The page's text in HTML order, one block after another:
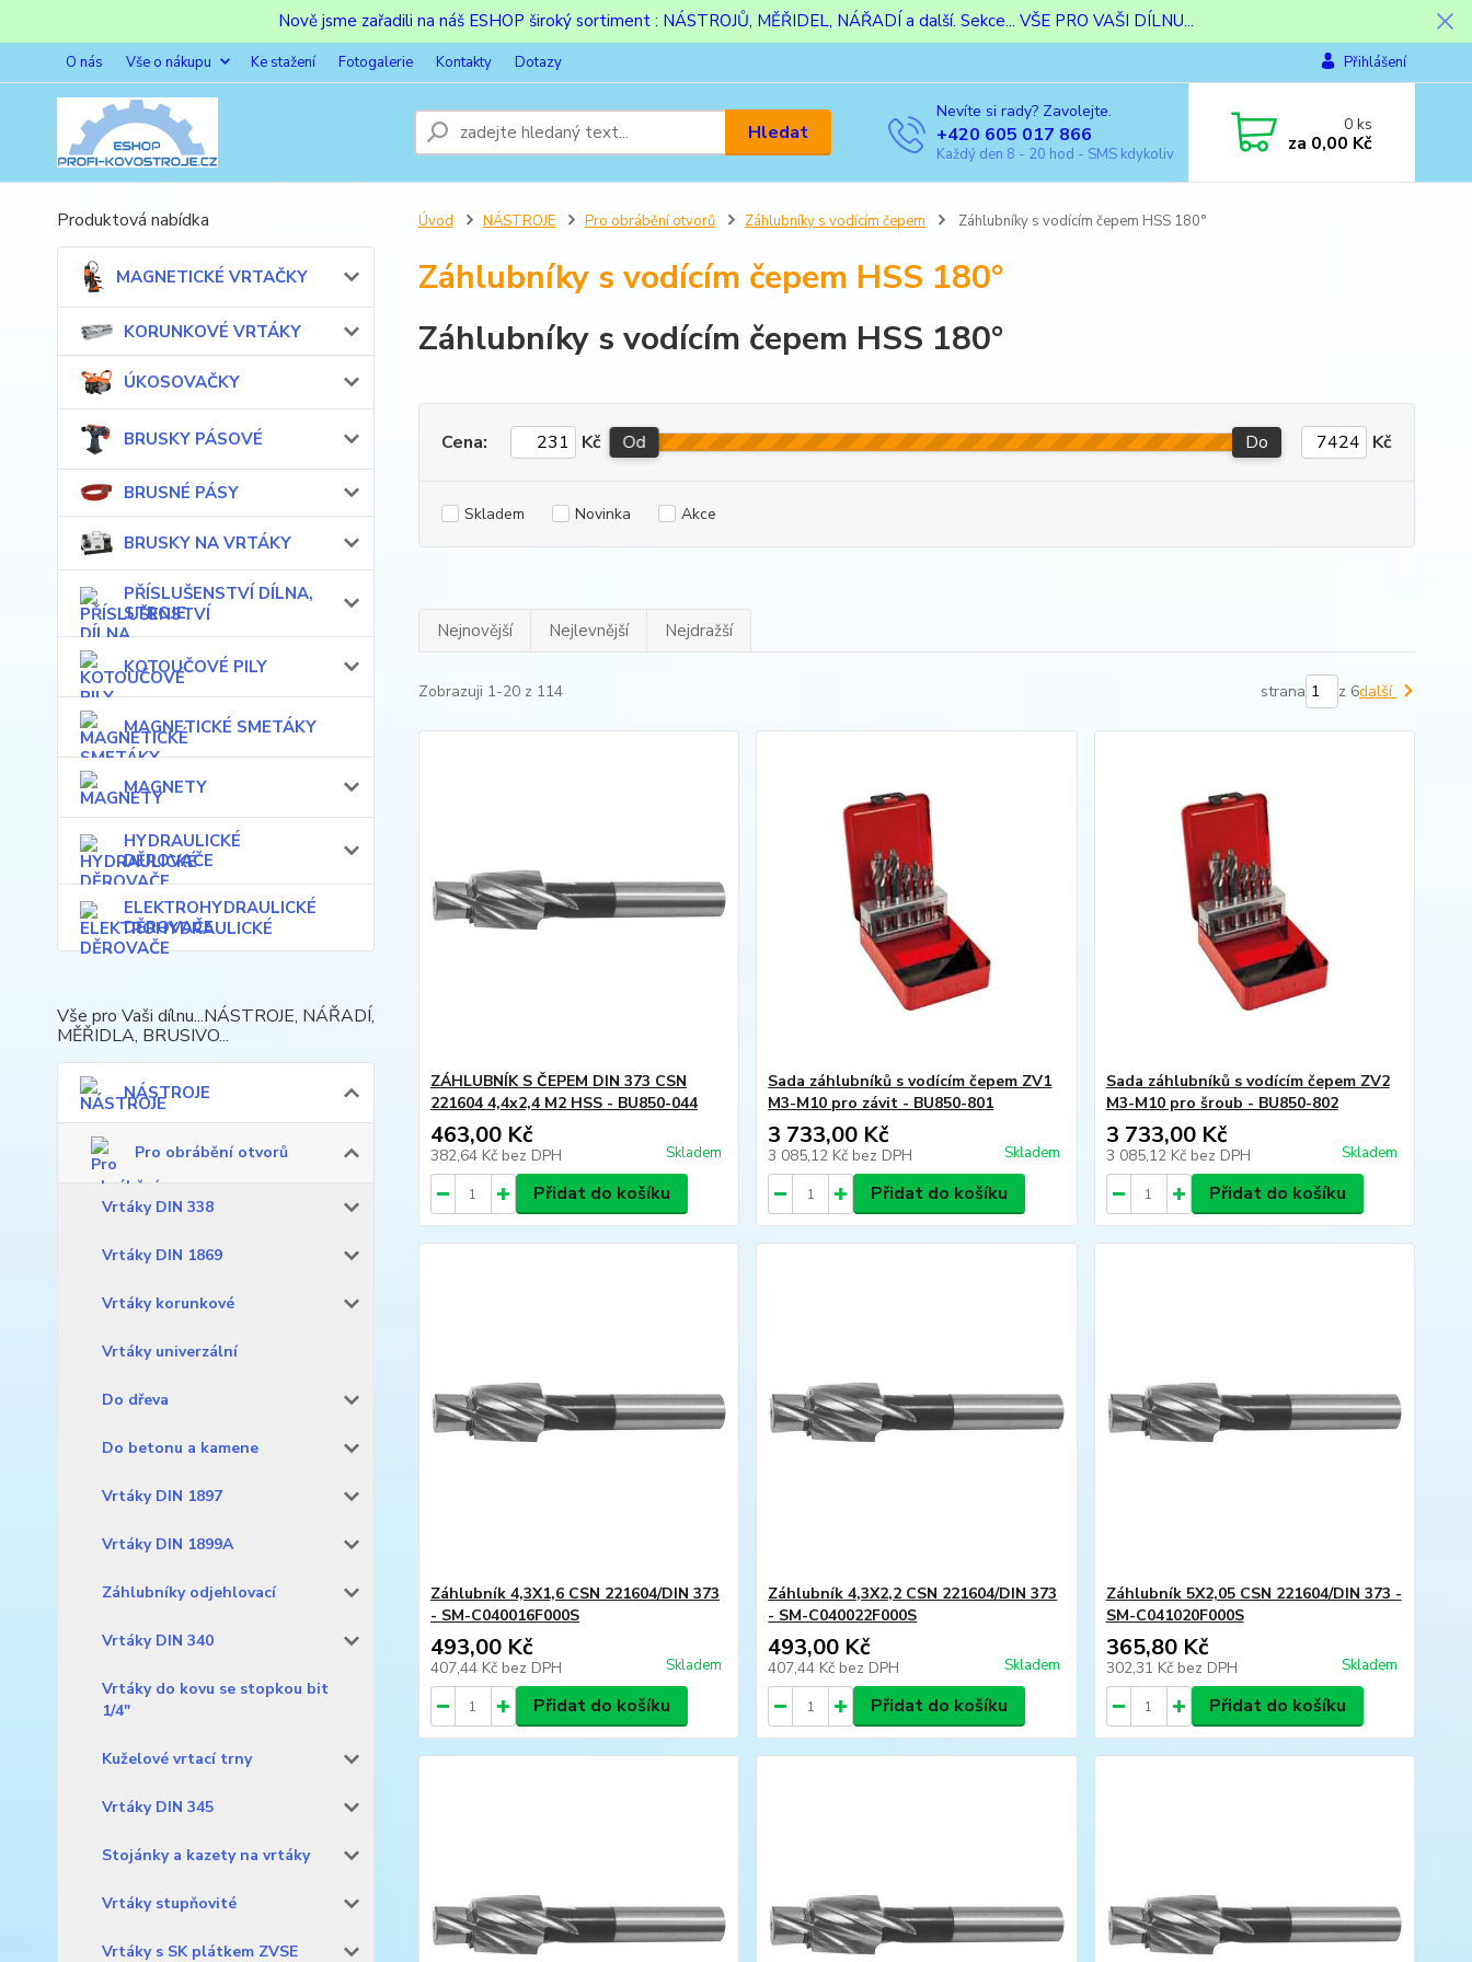
Nově jsme zařadili na náš ESHOP široký sortiment : NÁSTROJŮ, MĚŘIDEL, NÁŘADÍ a další. Sekce... VŠE PRO VAŠI DÍLNU...
O nás Vše o nákupu Ke stažení Fotogalerie Kontakty Dotazy Přihlášení
Hledat
Nevíte si rady? Zavolejte.
+420 605 017 866
Každý den 8 - 20 hod - SMS kdykoliv
0ks
za 0,00 Kč
Produktová nabídka
MAGNETICKÉ VRTAČKY
KORUNKOVÉ VRTÁKY
ÚKOSOVAČKY
BRUSKY PÁSOVÉ
BRUSNÉ PÁSY
BRUSKY NA VRTÁKY
PŘÍSLUŠENSTVÍ DÍLNA,
STROJE
KOTOUČOVÉ PILY
MAGNETICKÉ SMETÁKY
MAGNETY
HYDRAULICKÉ
DĚROVAČE
ELEKTROHYDRAULICKÉ
DĚROVAČE
Vše pro Vaši dílnu...NÁSTROJE, NÁŘADÍ,
MĚŘIDLA, BRUSIVO...
NÁSTROJE
Pro obrábění otvorů
Vrtáky DIN 338
Vrtáky DIN 1869
Vrtáky korunkové
Vrtáky univerzální
Do dřeva
Do betonu a kamene
Vrtáky DIN 1897
Vrtáky DIN 1899A
Záhlubníky odjehlovací
Vrtáky DIN 340
Vrtáky do kovu se stopkou bit
1/4"
Kuželové vrtací trny
Vrtáky DIN 345
Stojánky a kazety na vrtáky
Vrtáky stupňovité
Vrtáky s SK plátkem ZVSE
Úvod NÁSTROJE Pro obrábění otvorů Záhlubníky s vodícím čepem Záhlubníky s vodícím čepem HSS 180°
Záhlubníky s vodícím čepem HSS 180°
Záhlubníky s vodícím čepem HSS 180°
Cena: Kč Od Do Kč
Skladem Novinka Akce
Nejnovější Nejlevnější Nejdražší
Zobrazuji 1-20 z 114 strana z 6další
ZÁHLUBNÍK S ČEPEM DIN 373 CSN
221604 4,4x2,4 M2 HSS - BU850-044
463,00 Kč
382,64 Kč bez DPH Skladem
Přidat do košíku
Sada záhlubníků s vodícím čepem ZV1
M3-M10 pro závit - BU850-801
3 733,00 Kč
3 085,12 Kč bez DPH Skladem
Přidat do košíku
Sada záhlubníků s vodícím čepem ZV2
M3-M10 pro šroub - BU850-802
3 733,00 Kč
3 085,12 Kč bez DPH Skladem
Přidat do košíku
Záhlubník 4,3X1,6 CSN 221604/DIN 373
- SM-C040016F000S
493,00 Kč
407,44 Kč bez DPH Skladem
Přidat do košíku
Záhlubník 4,3X2,2 CSN 221604/DIN 373
- SM-C040022F000S
493,00 Kč
407,44 Kč bez DPH Skladem
Přidat do košíku
Záhlubník 5X2,05 CSN 221604/DIN 373 -
SM-C041020F000S
365,80 Kč
302,31 Kč bez DPH Skladem
Přidat do košíku